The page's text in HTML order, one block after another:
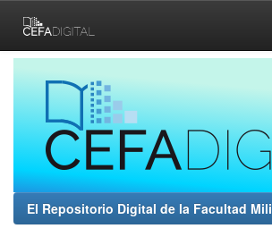
navigation
El Repositorio Digital de la Facultad